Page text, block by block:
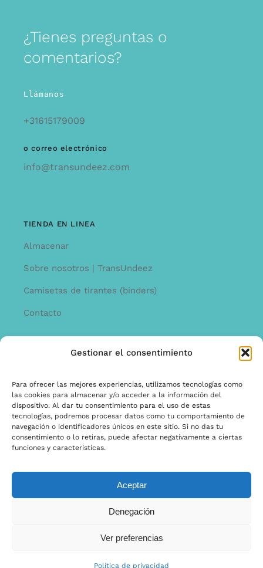
Gestionar el consentimiento
Para ofrecer las mejores experiencias, utilizamos tecnologías como
las cookies para almacenar y/o acceder a la información del
dispositivo. Al dar tu consentimiento para el uso de estas
tecnologías, podremos procesar datos como tu comportamiento de
navegación o identificadores únicos en este sitio. Si no das tu
consentimiento o lo retiras, puede afectar negativamente a ciertas
funciones y características.
Aceptar
Denegación
Ver preferencias
Política de privacidad
¿Tienes preguntas o
comentarios?
Llámanos
+31615179009
o correo electrónico
info@transundeez.com
TIENDA EN LINEA
Almacenar
Sobre nosotros | TransUndeez
Camisetas de tirantes (binders)
Contacto
INFORMACíON
Offerta
garantía y quejas
Términos y condiciones
Política de privacidad
Internetbureau Scriptex